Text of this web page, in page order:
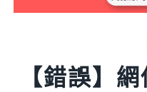
【錯誤】